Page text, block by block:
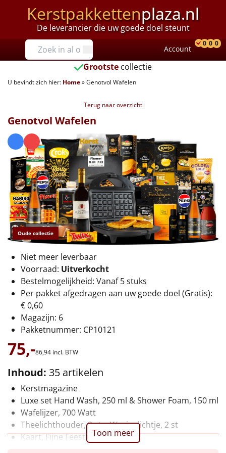
Kerstpakkettenplaza.nl
De leverancier die uw goede doel steunt
Prijzen
Tot €25
€25 tot €35
€40 tot €45
€45 tot €50
€50 tot €55
€55 tot €75
€75 tot €100
€100 en hoger
Alle kerstpakketten 2026
Thema
Origineel
Rituals
Luxe
Mannen
Vrouwen
Account
0 0 0
Grootste collectie
U bevindt zich hier: Home»Genotvol Wafelen
Terug naar overzicht
Oude collectie
Genotvol Wafelen
Niet meer leverbaar
Voorraad: Uitverkocht
Bestelmogelijkheid: Vanaf 5 stuks
Per pakket afgedragen aan uw goede doel (Gratis):
€ 0,60
Magazijn: 6
Pakketnummer: CP10121
75,-86,94 incl. BTW
Inhoud: 35 artikelen
Kerstmagazine
Luxe set Hand Wash, 250 ml & Shower Foam, 150 ml
Wafelijzer, 700 Watt
Theelichthouder, 2 st + Waxinelichtje, 2 st
Kaart, Fijne FeestdagenToon meer